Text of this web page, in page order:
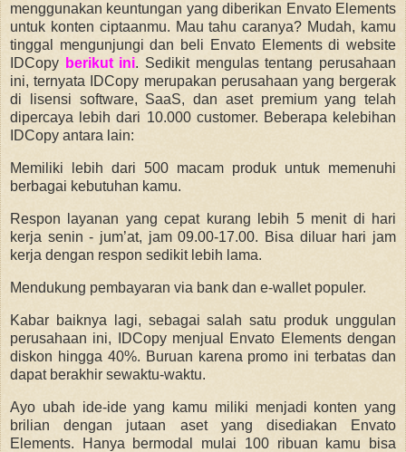
menggunakan keuntungan yang diberikan Envato Elements
untuk konten ciptaanmu. Mau tahu caranya? Mudah, kamu
tinggal mengunjungi dan beli Envato Elements di website
IDCopy berikut ini. Sedikit mengulas tentang perusahaan
ini, ternyata IDCopy merupakan perusahaan yang bergerak
di lisensi software, SaaS, dan aset premium yang telah
dipercaya lebih dari 10.000 customer. Beberapa kelebihan
IDCopy antara lain:
Memiliki lebih dari 500 macam produk untuk memenuhi
berbagai kebutuhan kamu.
Respon layanan yang cepat kurang lebih 5 menit di hari
kerja senin - jum’at, jam 09.00-17.00. Bisa diluar hari jam
kerja dengan respon sedikit lebih lama.
Mendukung pembayaran via bank dan e-wallet populer.
Kabar baiknya lagi, sebagai salah satu produk unggulan
perusahaan ini, IDCopy menjual Envato Elements dengan
diskon hingga 40%. Buruan karena promo ini terbatas dan
dapat berakhir sewaktu-waktu.
Ayo ubah ide-ide yang kamu miliki menjadi konten yang
brilian dengan jutaan aset yang disediakan Envato
Elements. Hanya bermodal mulai 100 ribuan kamu bisa